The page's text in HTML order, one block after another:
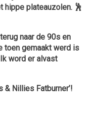
hippe plateauzolen. 🕺
naar de 90s en
toen gemaakt werd is
word er alvast
& Nillies Fatburner’!